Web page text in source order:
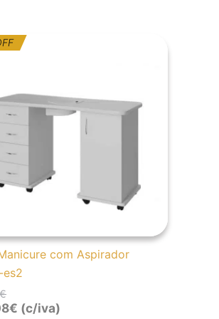
com Aspirador
es2
€
O
preço
O
preço
€ (c/iva)